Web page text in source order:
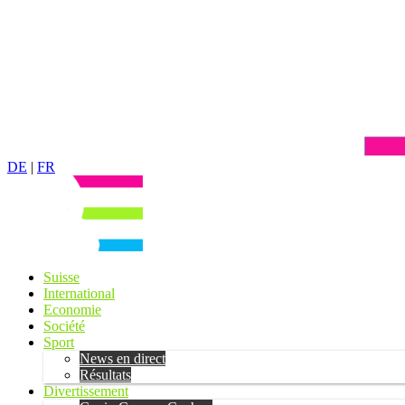
DE | FR
Suisse
International
Economie
Société
Sport
News en direct
Résultats
Divertissement